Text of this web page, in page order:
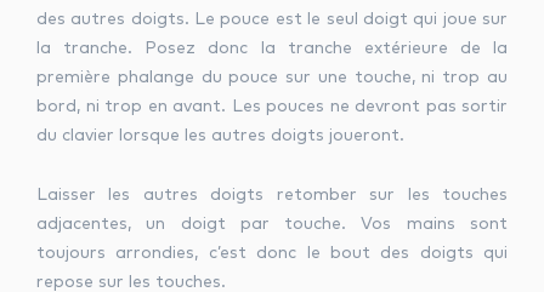
des autres doigts. Le pouce est le seul doigt qui joue sur
la tranche. Posez donc la tranche extérieure de la
première phalange du pouce sur une touche, ni trop au
bord, ni trop en avant. Les pouces ne devront pas sortir
du clavier lorsque les autres doigts joueront.
Laisser les autres doigts retomber sur les touches
adjacentes, un doigt par touche. Vos mains sont
toujours arrondies, c’est donc le bout des doigts qui
repose sur les touches.